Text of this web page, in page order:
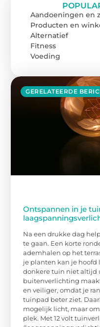
GERELATEERDE
Ontspannen in je
Na een drukke dag
te gaan. Een korte
ademhalen op het
je planten kan je hoofd
donkere tuin niet altijd
buitenverlichting
en veiliger, omdat je
tuinpad beter ziet.
mogelijk licht, maar
plek. Met 12 volt
Aandoeningen en
Producten en
Alternatief
Fitness
Voeding